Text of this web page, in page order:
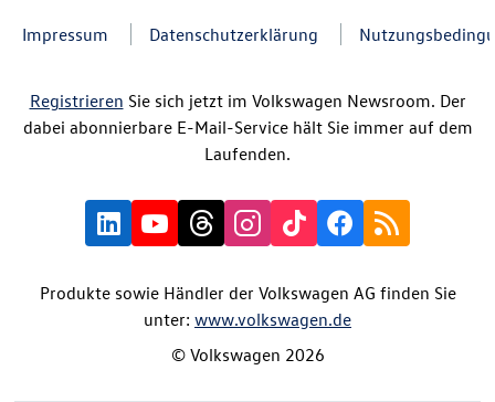
Impressum Datenschutzerklärung
Registrieren Sie sich jetzt im Volkswagen Newsroom. Der
dabei abonnierbare E-Mail-Service hält Sie immer auf dem
Laufenden.
Produkte sowie Händler der Volkswagen AG finden Sie
unter: www.volkswagen.de
© Volkswagen 2026